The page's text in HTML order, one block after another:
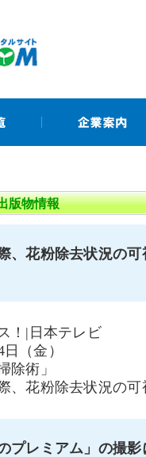
版物情報
、花粉除去状況の
！|日本テレビ
（金）
術」
、花粉除去状況の
レミアム」の撮影